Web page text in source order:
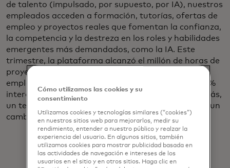
de talento (impulsado, por supuesto, por IA), nuestros
empleados acceden a formación, tutorías, ofertas de
empleo y proyectos reales que fomentan la confianza,
la competencia y la destreza en los roles y habilidades
emergentes más demandados, como la IA. Este
trimestre, la plataforma alcanzó el millón de horas de
proyecto. Hasta la fecha, el 93% de nuestros
empleados están registrados y un promedio del 42%
interactúa con la plataforma mensualmente; además,
un tercio de los que interactuaron experimentaron un
cambio de carrera.
Cómo utilizamos las cookies y su
consentimiento
Utilizamos cookies y tecnologías similares (“cookies”)
en nuestros sitios web para mejorarlos, medir su
rendimiento, entender a nuestro público y realzar la
experiencia del usuario. En algunos sitios, también
utilizamos cookies para mostrar publicidad basada en
las actividades de navegación e intereses de los
usuarios en el sitio y en otros sitios. Haga clic en